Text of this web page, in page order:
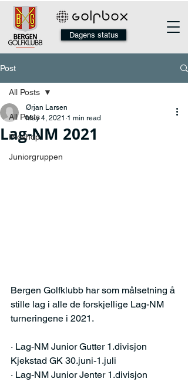
Dagens status
Post
All Posts
Proshop
Juniorgruppen
All Posts
Lag-NM 2021
Ørjan Larsen
May 4, 2021 1 min read
Bergen Golfklubb har som målsetning å
stille lag i alle de forskjellige Lag-NM
turneringene i 2021.
· Lag-NM Junior Gutter 1.divisjon
Kjekstad GK 30.juni-1.juli
· Lag-NM Junior Jenter 1.divisjon